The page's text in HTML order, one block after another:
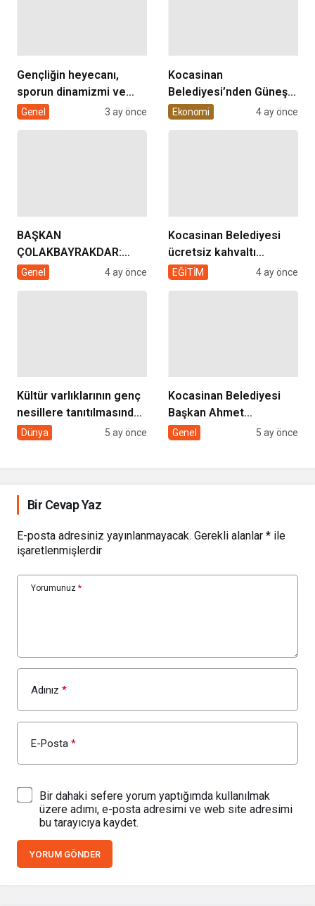
Gençliğin heyecanı,
sporun dinamizmi ve
müziğin coşkusu
Genel 3 ay önce
Kocasinan
Belediyesi’nden Güneş
Enerjisi Hamlesi
Ekonomi 4 ay önce
BAŞKAN
ÇOLAKBAYRAKDAR:
“EVDE SAĞLIK
Genel 4 ay önce
Kocasinan Belediyesi
ücretsiz kahvaltı
desteği projesi
EĞİTİM 4 ay önce
Kültür varlıklarının genç
nesillere tanıtılmasında
sivil toplumun rolü
Dünya 5 ay önce
Kocasinan Belediyesi
Başkan Ahmet
Çolakbayrakdar ile
Genel 5 ay önce
Bir Cevap Yaz
E-posta adresiniz yayınlanmayacak. Gerekli alanlar * ile
işaretlenmişlerdir
Yorumunuz *
Adınız *
E-Posta *
Bir dahaki sefere yorum yaptığımda kullanılmak
üzere adımı, e-posta adresimi ve web site adresimi
bu tarayıcıya kaydet.
YORUM GÖNDER